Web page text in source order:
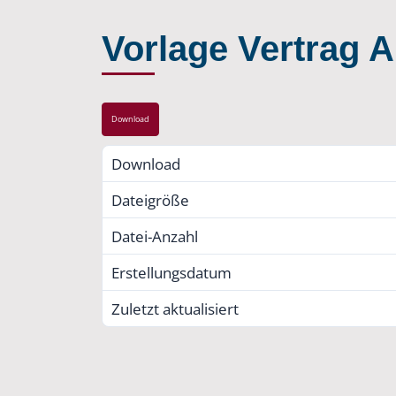
Vorlage Vertrag
Download
Download
Dateigröße
Datei-Anzahl
Erstellungsdatum
Zuletzt aktualisiert